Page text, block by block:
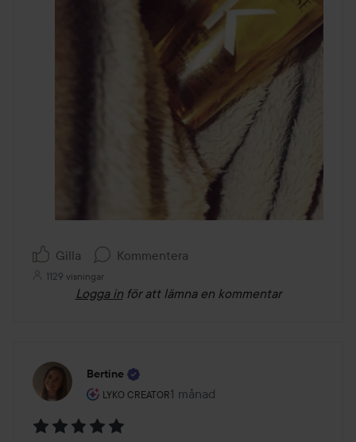
Gilla Kommentera
1129 visningar
Logga in för att lämna en kommentar
Bertine
LYKO CREATOR
Användarens roll: Lyko Creator.
1 månad
Inlägget skapades 1 månad